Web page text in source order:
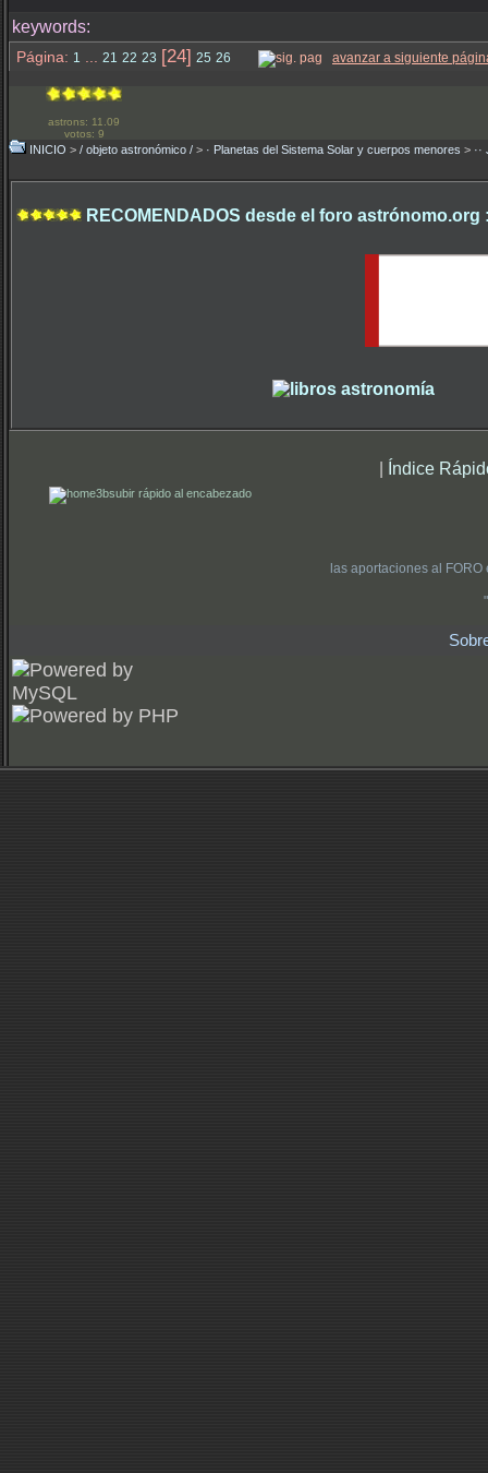
keywords:
Página: 1 21 22 23 [24] 25 26 avanzar a siguiente
astrons: 11.09
votos: 9
INICIO > / objeto astronómico / > · Planetas del Sistema Solar y cuerpos menores >
RECOMENDADOS desde el foro astrónomo.org
| Índice
subir rápido al encabezado
las aportaciones al